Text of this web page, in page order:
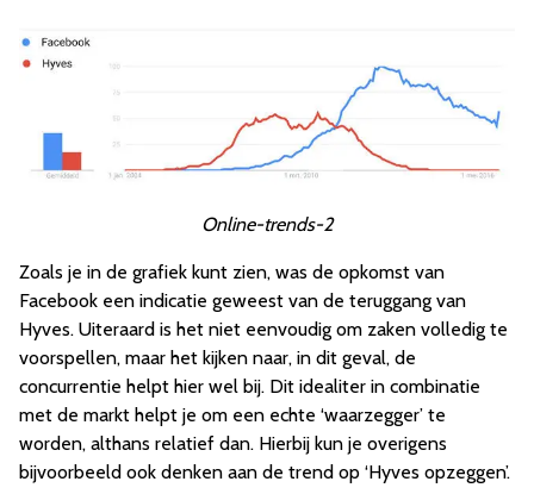
Online-trends-2
Zoals je in de grafiek kunt zien, was de opkomst van
Facebook een indicatie geweest van de teruggang van
Hyves. Uiteraard is het niet eenvoudig om zaken volledig te
voorspellen, maar het kijken naar, in dit geval, de
concurrentie helpt hier wel bij. Dit idealiter in combinatie
met de markt helpt je om een echte ‘waarzegger’ te
worden, althans relatief dan. Hierbij kun je overigens
bijvoorbeeld ook denken aan de trend op ‘Hyves opzeggen’.